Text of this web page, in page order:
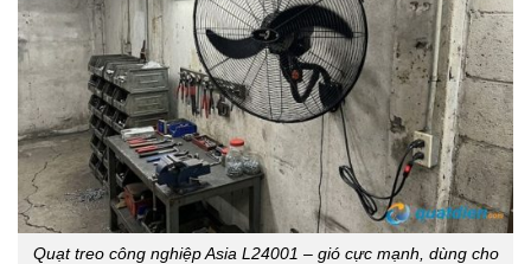
Quạt treo công nghiệp Asia L24001 – gió cực mạnh, dùng cho